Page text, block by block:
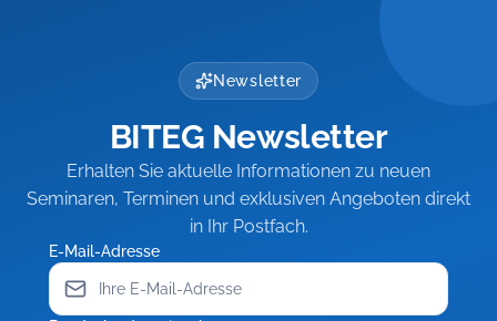
Newsletter
BITEG Newsletter
Erhalten Sie aktuelle Informationen zu neuen
Seminaren, Terminen und exklusiven Angeboten direkt
in Ihr Postfach.
E-Mail-Adresse